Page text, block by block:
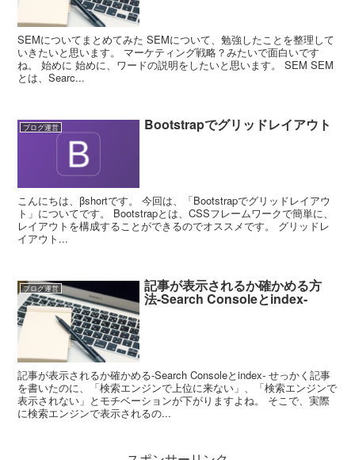
SEMについてまとめてみた SEMについて、勉強したことを整理して
いきたいと思います。 マーケティング戦略？みたいで面白いです
ね。 始めに 始めに、ワードの説明をしたいと思います。 SEM SEM
とは、Searc...
ブログ運営 Bootstrapでグリッドレイアウト
こんにちは、βshortです。 今回は、「Bootstrapでグリッドレイアウ
ト」についてです。 Bootstrapとは、CSSフレームワークで簡単に、
レイアウトを構成することができるのでオススメです。 グリッドレ
イアウト...
ブログ運営 記事が表示されるか確かめる方
法-Search Consoleとindex-
記事が表示されるか確かめる-Search Consoleとindex- せっかく記事
を書いたのに、「検索エンジンで上位に来ない」、「検索エンジンで
表示されない」とモチベーションが下がりますよね。 そこで、実際
に検索エンジンで表示されるの...